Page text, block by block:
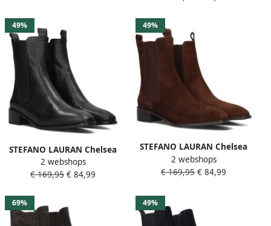
49%
STEFANO LAURAN Chelsea
Boots Dames Botin Plano
Maat: 38 Materiaal: Leer
2 webshops
€ 169,95 € 84,99
49%
STEFANO LAURAN Chelsea
Boots Dames Botin Plano
Maat: 38 Materiaal: Suède
2 webshops
€ 169,95 € 84,99
69% 49%